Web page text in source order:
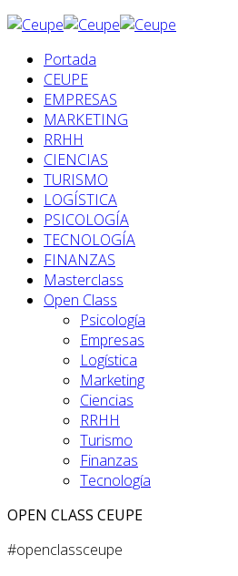
Portada
CEUPE
EMPRESAS
MARKETING
RRHH
CIENCIAS
TURISMO
LOGÍSTICA
PSICOLOGÍA
TECNOLOGÍA
FINANZAS
Masterclass
Open Class
Psicología
Empresas
Logística
Marketing
Ciencias
RRHH
Turismo
Finanzas
Tecnología
OPEN CLASS CEUPE
#openclassceupe